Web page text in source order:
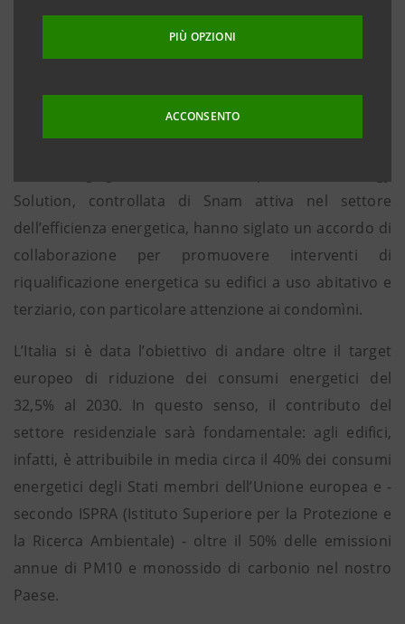
PIÙ OPZIONI
ACCONSENTO
Solution, controllata di Snam attiva nel settore
dell’efficienza energetica, hanno siglato un accordo di
collaborazione per promuovere interventi di
riqualificazione energetica su edifici a uso abitativo e
terziario, con particolare attenzione ai condomìni.
L’Italia si è data l’obiettivo di andare oltre il target
europeo di riduzione dei consumi energetici del
32,5% al 2030. In questo senso, il contributo del
settore residenziale sarà fondamentale: agli edifici,
infatti, è attribuibile in media circa il 40% dei consumi
energetici degli Stati membri dell’Unione europea e -
secondo ISPRA (Istituto Superiore per la Protezione e
la Ricerca Ambientale) - oltre il 50% delle emissioni
annue di PM10 e monossido di carbonio nel nostro
Paese.